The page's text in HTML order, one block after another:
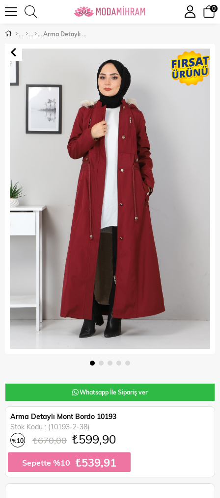
0
Arma Detaylı Mont Bordo 10193
Whatsapp İle Sipariş ver
Arma Detaylı Mont Bordo 10193
Stok Kodu
(10193-2-38)
%10 ₺670,00 ₺599,90
Sepette %10 ₺539,91